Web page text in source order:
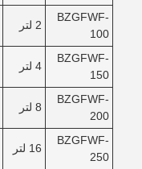
BZGFWF-
100
2 لتر
BZGFWF-
150
4 لتر
BZGFWF-
200
8 لتر
BZGFWF-
250
16 لتر